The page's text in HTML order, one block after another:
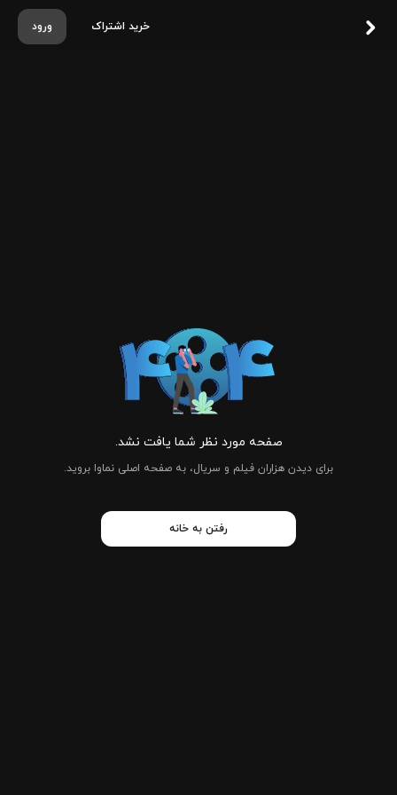
ورود خرید اشتراک
صفحه مورد نظر شما یافت نشد.
برای دیدن هزاران فیلم و سریال، به صفحه اصلی نماوا بروید.
رفتن به خانه